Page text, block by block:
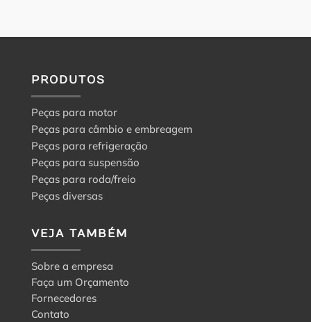
PRODUTOS
Peças para motor
Peças para câmbio e embreagem
Peças para refrigeração
Peças para suspensão
Peças para roda/freio
Peças diversas
VEJA TAMBÉM
Sobre a empresa
Faça um Orçamento
Fornecedores
Contato